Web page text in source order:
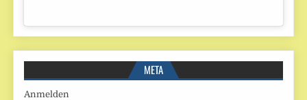
META
Anmelden